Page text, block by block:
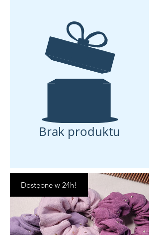
Brak produktu
Dostępne w 24h!